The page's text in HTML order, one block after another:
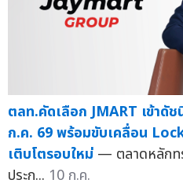
ตลท.คัดเลือก JMART เข้าดั
ก.ค. 69 พร้อมขับเคลื่อน
เติบโตรอบใหม่ — ตลาดหลักท
ประก... 10 ก.ค.